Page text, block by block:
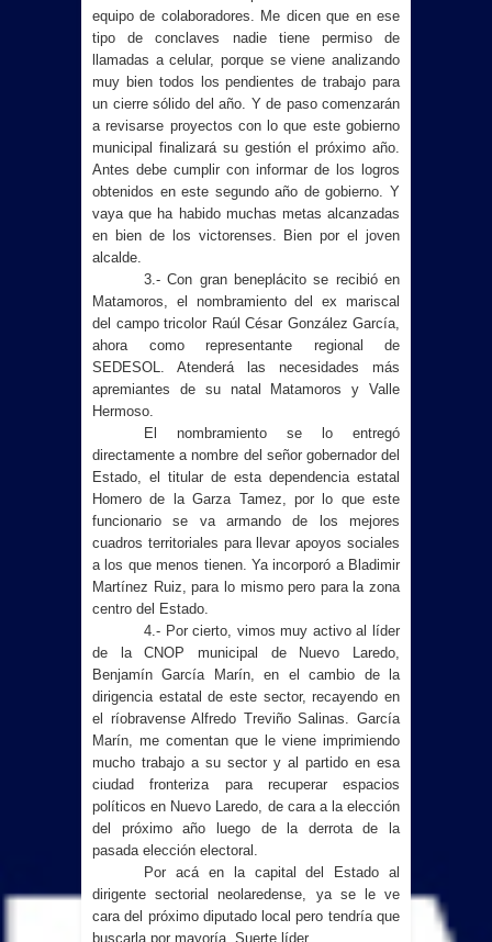
equipo de colaboradores. Me dicen que en ese
tipo de conclaves nadie tiene permiso de
llamadas a celular, porque se viene analizando
muy bien todos los pendientes de trabajo para
un cierre sólido del año. Y de paso comenzarán
a revisarse proyectos con lo que este gobierno
municipal finalizará su gestión el próximo año.
Antes debe cumplir con informar de los logros
obtenidos en este segundo año de gobierno. Y
vaya que ha habido muchas metas alcanzadas
en bien de los victorenses. Bien por el joven
alcalde.
3.- Con gran beneplácito se recibió en
Matamoros, el nombramiento del ex mariscal
del campo tricolor Raúl César González García,
ahora como representante regional de
SEDESOL. Atenderá las necesidades más
apremiantes de su natal Matamoros y Valle
Hermoso.
El nombramiento se lo entregó
directamente a nombre del señor gobernador del
Estado, el titular de esta dependencia estatal
Homero de la Garza Tamez, por lo que este
funcionario se va armando de los mejores
cuadros territoriales para llevar apoyos sociales
a los que menos tienen. Ya incorporó a Bladimir
Martínez Ruiz, para lo mismo pero para la zona
centro del Estado.
4.- Por cierto, vimos muy activo al líder
de la CNOP municipal de Nuevo Laredo,
Benjamín García Marín, en el cambio de la
dirigencia estatal de este sector, recayendo en
el ríobravense Alfredo Treviño Salinas. García
Marín, me comentan que le viene imprimiendo
mucho trabajo a su sector y al partido en esa
ciudad fronteriza para recuperar espacios
políticos en Nuevo Laredo, de cara a la elección
del próximo año luego de la derrota de la
pasada elección electoral.
Por acá en la capital del Estado al
dirigente sectorial neolaredense, ya se le ve
cara del próximo diputado local pero tendría que
buscarla por mayoría. Suerte líder.